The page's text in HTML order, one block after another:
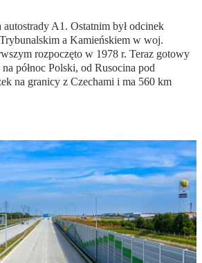
autostrady A1. Ostatnim był odcinek
a Kamieńskiem w woj.
rozpoczęto w 1978 r. Teraz gotowy
północ Polski, od Rusocina pod
na granicy z Czechami i ma 560 km